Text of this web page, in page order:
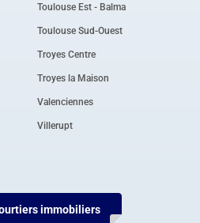
Toulouse Est - Balma
Toulouse Sud-Ouest
Troyes Centre
Troyes la Maison
Valenciennes
Villerupt
immobiliers